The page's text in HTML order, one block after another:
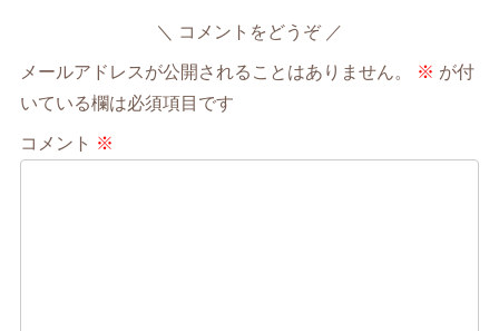
コメントをどうぞ
メールアドレスが公開されることはありません。 ※ が付
いている欄は必須項目です
コメント ※